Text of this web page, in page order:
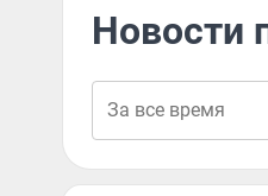
Новости